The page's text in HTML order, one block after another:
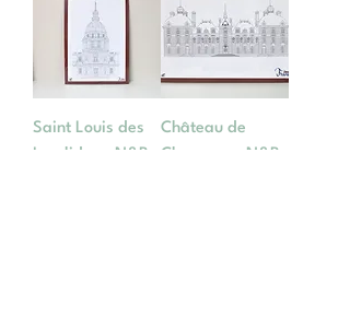
Saint Louis des
Invalides - N&B
Château de
Cheverny - N&B